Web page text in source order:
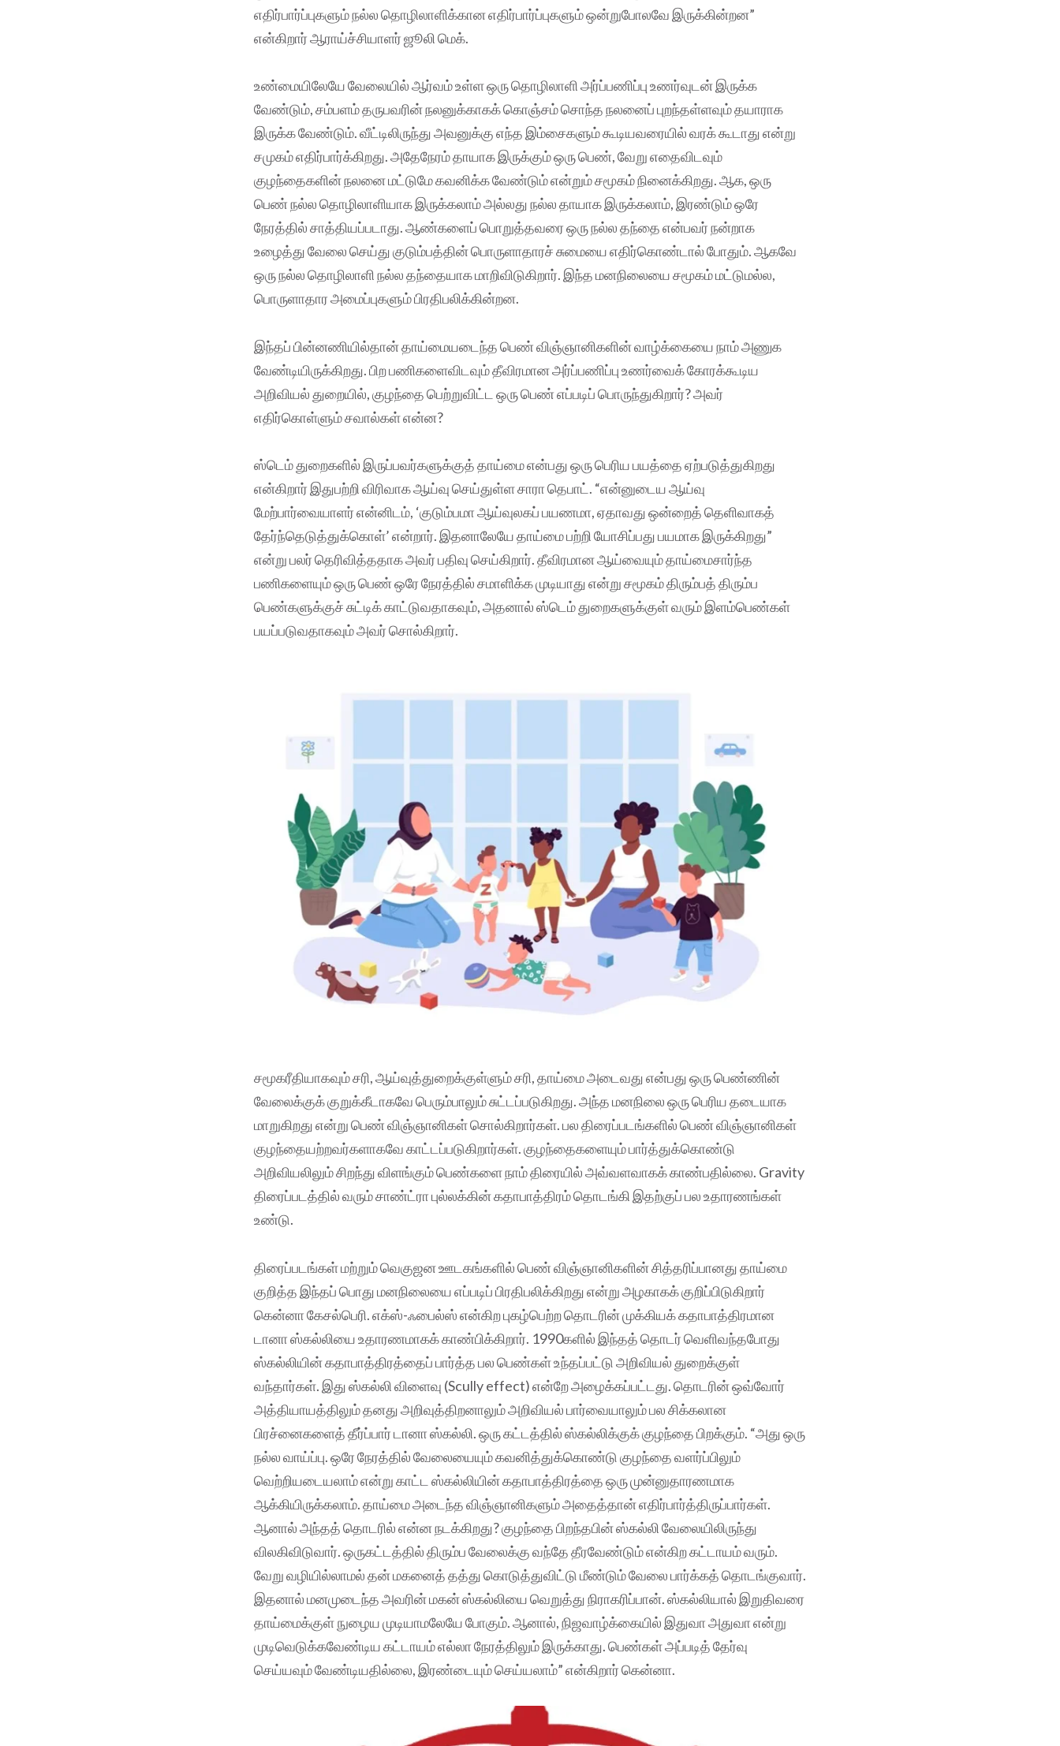
எதிர்பார்ப்புகளும் நல்ல தொழிலாளிக்கான எதிர்பார்ப்புகளும் ஒன்றுபோலவே இருக்கின்றன”
என்கிறார் ஆராய்ச்சியாளர் ஜூலி மெக்.
உண்மையிலேயே வேலையில் ஆர்வம் உள்ள ஒரு தொழிலாளி அர்ப்பணிப்பு உணர்வுடன் இருக்க
வேண்டும், சம்பளம் தருபவரின் நலனுக்காகக் கொஞ்சம் சொந்த நலனைப் புறந்தள்ளவும் தயாராக
இருக்க வேண்டும். வீட்டிலிருந்து அவனுக்கு எந்த இம்சைகளும் கூடியவரையில் வரக் கூடாது என்று
சமுகம் எதிர்பார்க்கிறது. அதேநேரம் தாயாக இருக்கும் ஒரு பெண், வேறு எதைவிடவும்
குழந்தைகளின் நலனை மட்டுமே கவனிக்க வேண்டும் என்றும் சமூகம் நினைக்கிறது. ஆக, ஒரு
பெண் நல்ல தொழிலாளியாக இருக்கலாம் அல்லது நல்ல தாயாக இருக்கலாம், இரண்டும் ஒரே
நேரத்தில் சாத்தியப்படாது. ஆண்களைப் பொறுத்தவரை ஒரு நல்ல தந்தை என்பவர் நன்றாக
உழைத்து வேலை செய்து குடும்பத்தின் பொருளாதாரச் சுமையை எதிர்கொண்டால் போதும். ஆகவே
ஒரு நல்ல தொழிலாளி நல்ல தந்தையாக மாறிவிடுகிறார். இந்த மனநிலையை சமூகம் மட்டுமல்ல,
பொருளாதார அமைப்புகளும் பிரதிபலிக்கின்றன.
இந்தப் பின்னணியில்தான் தாய்மையடைந்த பெண் விஞ்ஞானிகளின் வாழ்க்கையை நாம் அணுக
வேண்டியிருக்கிறது. பிற பணிகளைவிடவும் தீவிரமான அர்ப்பணிப்பு உணர்வைக் கோரக்கூடிய
அறிவியல் துறையில், குழந்தை பெற்றுவிட்ட ஒரு பெண் எப்படிப் பொருந்துகிறார்? அவர்
எதிர்கொள்ளும் சவால்கள் என்ன?
ஸ்டெம் துறைகளில் இருப்பவர்களுக்குத் தாய்மை என்பது ஒரு பெரிய பயத்தை ஏற்படுத்துகிறது
என்கிறார் இதுபற்றி விரிவாக ஆய்வு செய்துள்ள சாரா தெபாட். “என்னுடைய ஆய்வு
மேற்பார்வையாளர் என்னிடம், ‘குடும்பமா ஆய்வுலகப் பயணமா, ஏதாவது ஒன்றைத் தெளிவாகத்
தேர்ந்தெடுத்துக்கொள்’ என்றார். இதனாலேயே தாய்மை பற்றி யோசிப்பது பயமாக இருக்கிறது”
என்று பலர் தெரிவித்ததாக அவர் பதிவு செய்கிறார். தீவிரமான ஆய்வையும் தாய்மைசார்ந்த
பணிகளையும் ஒரு பெண் ஒரே நேரத்தில் சமாளிக்க முடியாது என்று சமூகம் திரும்பத் திரும்ப
பெண்களுக்குச் சுட்டிக் காட்டுவதாகவும், அதனால் ஸ்டெம் துறைகளுக்குள் வரும் இளம்பெண்கள்
பயப்படுவதாகவும் அவர் சொல்கிறார்.
சமூகரீதியாகவும் சரி, ஆய்வுத்துறைக்குள்ளும் சரி, தாய்மை அடைவது என்பது ஒரு பெண்ணின்
வேலைக்குக் குறுக்கீடாகவே பெரும்பாலும் சுட்டப்படுகிறது. அந்த மனநிலை ஒரு பெரிய தடையாக
மாறுகிறது என்று பெண் விஞ்ஞானிகள் சொல்கிறார்கள். பல திரைப்படங்களில் பெண் விஞ்ஞானிகள்
குழந்தையற்றவர்களாகவே காட்டப்படுகிறார்கள். குழந்தைகளையும் பார்த்துக்கொண்டு
அறிவியலிலும் சிறந்து விளங்கும் பெண்களை நாம் திரையில் அவ்வளவாகக் காண்பதில்லை. Gravity
திரைப்படத்தில் வரும் சாண்ட்ரா புல்லக்கின் கதாபாத்திரம் தொடங்கி இதற்குப் பல உதாரணங்கள்
உண்டு.
திரைப்படங்கள் மற்றும் வெகுஜன ஊடகங்களில் பெண் விஞ்ஞானிகளின் சித்தரிப்பானது தாய்மை
குறித்த இந்தப் பொது மனநிலையை எப்படிப் பிரதிபலிக்கிறது என்று அழகாகக் குறிப்பிடுகிறார்
கென்னா கேசல்பெரி. எக்ஸ்-ஃபைல்ஸ் என்கிற புகழ்பெற்ற தொடரின் முக்கியக் கதாபாத்திரமான
டானா ஸ்கல்லியை உதாரணமாகக் காண்பிக்கிறார். 1990களில் இந்தத் தொடர் வெளிவந்தபோது
ஸ்கல்லியின் கதாபாத்திரத்தைப் பார்த்த பல பெண்கள் உந்தப்பட்டு அறிவியல் துறைக்குள்
வந்தார்கள். இது ஸ்கல்லி விளைவு (Scully effect) என்றே அழைக்கப்பட்டது. தொடரின் ஒவ்வோர்
அத்தியாயத்திலும் தனது அறிவுத்திறனாலும் அறிவியல் பார்வையாலும் பல சிக்கலான
பிரச்னைகளைத் தீர்ப்பார் டானா ஸ்கல்லி. ஒரு கட்டத்தில் ஸ்கல்லிக்குக் குழந்தை பிறக்கும். “அது ஒரு
நல்ல வாய்ப்பு. ஒரே நேரத்தில் வேலையையும் கவனித்துக்கொண்டு குழந்தை வளர்ப்பிலும்
வெற்றியடையலாம் என்று காட்ட ஸ்கல்லியின் கதாபாத்திரத்தை ஒரு முன்னுதாரணமாக
ஆக்கியிருக்கலாம். தாய்மை அடைந்த விஞ்ஞானிகளும் அதைத்தான் எதிர்பார்த்திருப்பார்கள்.
ஆனால் அந்தத் தொடரில் என்ன நடக்கிறது? குழந்தை பிறந்தபின் ஸ்கல்லி வேலையிலிருந்து
விலகிவிடுவார். ஒருகட்டத்தில் திரும்ப வேலைக்கு வந்தே தீரவேண்டும் என்கிற கட்டாயம் வரும்.
வேறு வழியில்லாமல் தன் மகனைத் தத்து கொடுத்துவிட்டு மீண்டும் வேலை பார்க்கத் தொடங்குவார்.
இதனால் மனமுடைந்த அவரின் மகன் ஸ்கல்லியை வெறுத்து நிராகரிப்பான். ஸ்கல்லியால் இறுதிவரை
தாய்மைக்குள் நுழைய முடியாமலேயே போகும். ஆனால், நிஜவாழ்க்கையில் இதுவா அதுவா என்று
முடிவெடுக்கவேண்டிய கட்டாயம் எல்லா நேரத்திலும் இருக்காது. பெண்கள் அப்படித் தேர்வு
செய்யவும் வேண்டியதில்லை, இரண்டையும் செய்யலாம்” என்கிறார் கென்னா.